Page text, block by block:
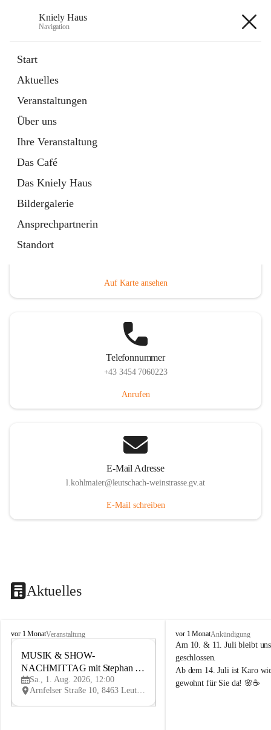
Kniely Haus
Navigation
Start
Aktuelles
Veranstaltungen
Über uns
Ihre Veranstaltung
Das Café
Das Kniely Haus
Bildergalerie
Ansprechpartnerin
Standort
Externe Webseite
in
Tab
Ö-Ticket
Externe Webseite
öffnet
in
neuem
Tab
Arnfelser Straße 10, 8463 Leutschach an der Weinstraße,
Auf Karte ansehen
Telefonnummer
+43 3454 7060223
Anrufen
E-Mail Adresse
l.kohlmaier@leutschach-weinstrasse.gv.at
E-Mail schreiben
Aktuelles
K
vor 1 MonatVeranstaltung
AU
MUSIK & SHOW-
NACHMITTAG mit Stephan
Herzog
Sa., 1. Aug. 2026, 12:00
Arnfelser Straße 10, 8463 Leutschach an der Weinstraße, AUT
K
n
i
e
y
vor 1 MonatAnkündigung
Am 10. & 11. Juli bleibt
geschlossen.
Ab dem 14. Juli ist Karo
gewohnt für Sie da! 🌸☕